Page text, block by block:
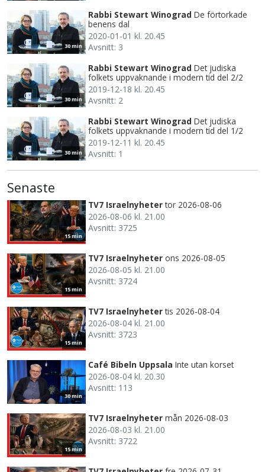
30 min
Rabbi Stewart Winograd De förtorkade
benens dal
2020-01-01 kl. 20.45
Avsnitt: 3
30 min
Rabbi Stewart Winograd Det judiska
folkets uppvaknande i modern tid del 2/2
2019-12-18 kl. 20.45
Avsnitt: 2
30 min
Rabbi Stewart Winograd Det judiska
folkets uppvaknande i modern tid del 1/2
2019-12-11 kl. 20.45
Avsnitt: 1
Senaste
15 min
TV7 Israelnyheter tor 2026-08-06
2026-08-06 kl. 21.00
Avsnitt: 3725
15 min
TV7 Israelnyheter ons 2026-08-05
2026-08-05 kl. 21.00
Avsnitt: 3724
15 min
TV7 Israelnyheter tis 2026-08-04
2026-08-04 kl. 21.00
Avsnitt: 3723
30 min
Café Bibeln Uppsala Inte utan korset
2026-08-04 kl. 20.30
Avsnitt: 113
15 min
TV7 Israelnyheter mån 2026-08-03
2026-08-03 kl. 21.00
Avsnitt: 3722